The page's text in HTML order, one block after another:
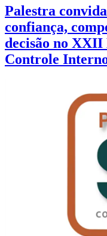
Palestra
confiança,
decisão no
Controle